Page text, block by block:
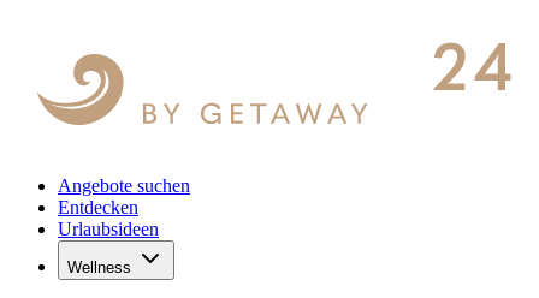
Angebote suchen
Entdecken
Urlaubsideen
Wellness